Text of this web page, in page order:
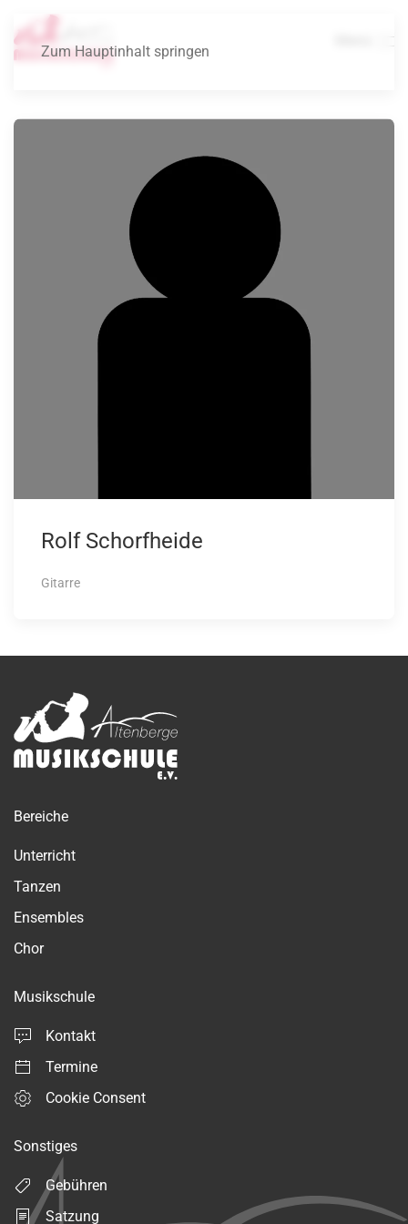
Zum Hauptinhalt springen
Rolf Schorfheide
Gitarre
Bereiche
Unterricht
Tanzen
Ensembles
Chor
Musikschule
Kontakt
Termine
Cookie Consent
Sonstiges
Gebühren
Satzung